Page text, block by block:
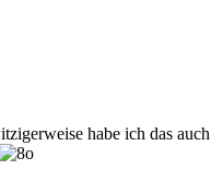
habe ich das auch